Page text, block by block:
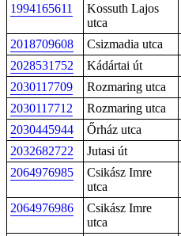
1994165611
Kossuth Lajos
utca
2018709608 Csizmadia utca
2028531752
Kádártai út
2030117709
Rozmaring utca
2030117712
Rozmaring utca
2030445944
Őrház utca
2032682722
Jutasi út
2064976985
Csikász Imre
utca
2064976986
Csikász Imre
utca